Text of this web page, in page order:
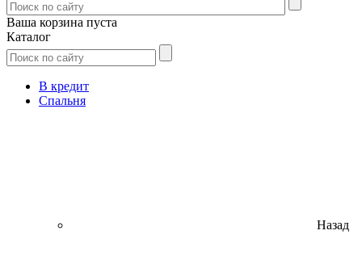
Ваша корзина пуста
Каталог
В кредит
Спальня
Назад